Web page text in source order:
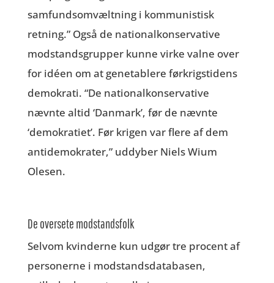
samfundsomvæltning i kommunistisk
retning.” Også de nationalkonservative
modstandsgrupper kunne virke valne over
for idéen om at genetablere førkrigstidens
demokrati. “De nationalkonservative
nævnte altid ‘Danmark’, før de nævnte
‘demokratiet’. Før krigen var flere af dem
antidemokrater,” uddyber Niels Wium
Olesen.
De oversete modstandsfolk
Selvom kvinderne kun udgør tre procent af
personerne i modstandsdatabasen,